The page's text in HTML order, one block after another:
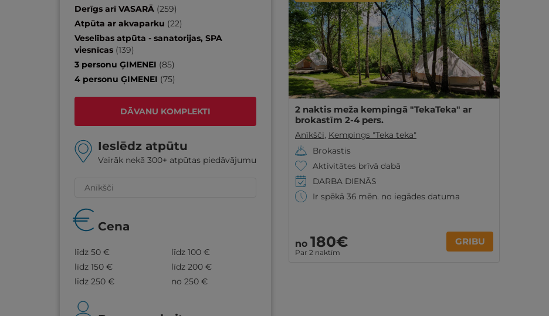
Derīgs arī VASARĀ (259)
Atpūta ar akvaparku (22)
Veselības atpūta - sanatorijas, SPA
viesnīcas (139)
3 personu ĢIMENEI (85)
4 personu ĢIMENEI (75)
DĀVANU KOMPLEKTI
Ieslēdz atpūtu
Vairāk nekā 300+ atpūtas piedāvājumu
Cena
līdz 50 €
līdz 100 €
līdz 150 €
līdz 200 €
līdz 250 €
no 250 €
2 naktis meža kempingā "TekaTeka" ar
brokastīm 2-4 pers.
Anīkšči, Kempings "Teka teka"
Brokastis
Aktivitātes brīvā dabā
DARBA DIENĀS
Ir spēkā 36 mēn. no iegādes datuma
no 180€
Par 2 naktīm
GRIBU